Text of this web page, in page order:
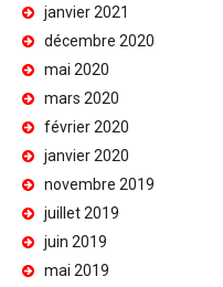
janvier 2021
décembre 2020
mai 2020
mars 2020
février 2020
janvier 2020
novembre 2019
juillet 2019
juin 2019
mai 2019